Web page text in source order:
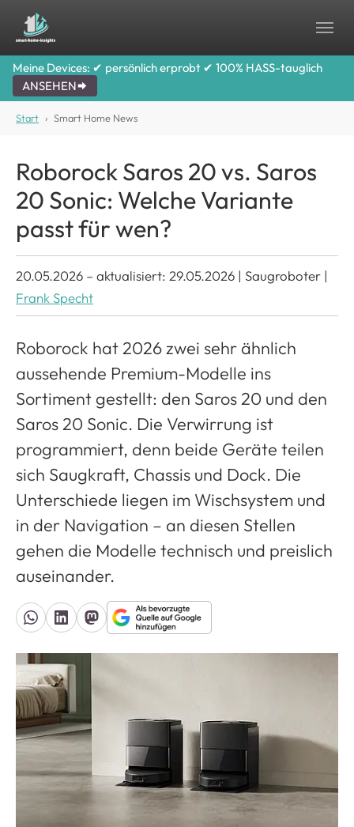
Skip to main content
Skip to page footer
Meine Devices: ✔ persönlich erprobt ✔ 100% HASS-tauglich
ANSEHEN
You are here:
Start Smart Home News
Roborock Saros 20 vs. Saros
20 Sonic: Welche Variante
passt für wen?
20.05.2026 – aktualisiert: 29.05.2026 | Saugroboter |
Frank Specht
Roborock hat 2026 zwei sehr ähnlich
aussehende Premium-Modelle ins
Sortiment gestellt: den Saros 20 und den
Saros 20 Sonic. Die Verwirrung ist
programmiert, denn beide Geräte teilen
sich Saugkraft, Chassis und Dock. Die
Unterschiede liegen im Wischsystem und
in der Navigation – an diesen Stellen
gehen die Modelle technisch und preislich
auseinander.